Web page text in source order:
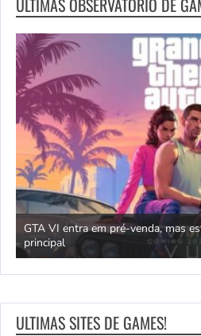
ÚLTIMAS OBSERVATORIO DE
GTA VI entra em pré-venda, mas
principal
ULTIMAS SITES DE GAMES!